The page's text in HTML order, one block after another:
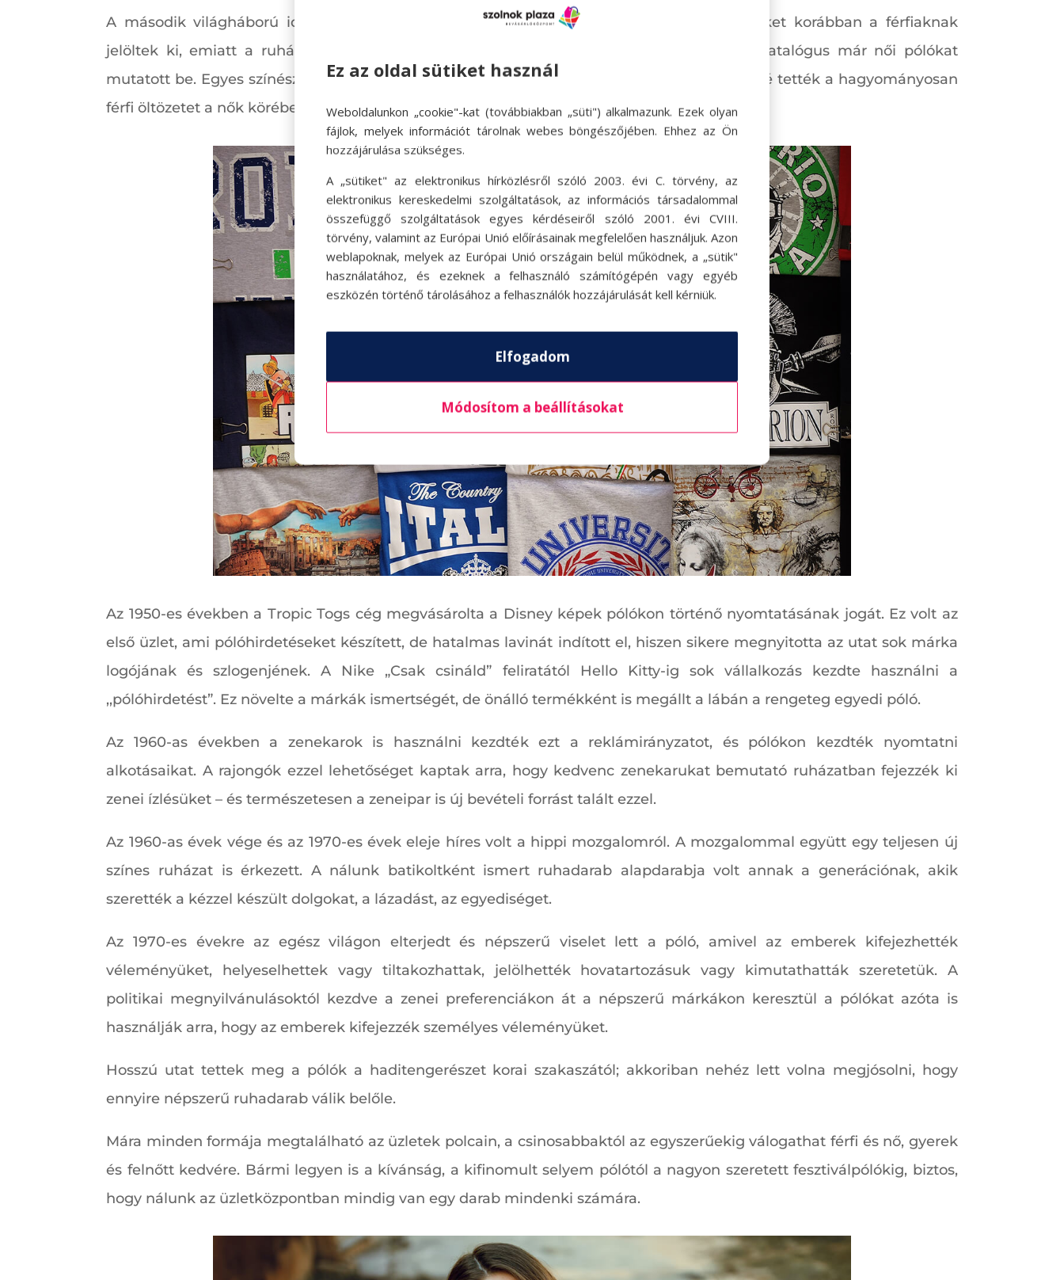
A második világháború idején a nők számos olyan szerepet is elkezdtek betölteni, amiket korábban a férfiaknak
jelöltek ki, emiatt a ruházat is elkezdte átlépni a férfi-női határokat. Az 1945-ös Sears katalógus már női pólókat
mutatott be. Egyes színésznők pedig, mint például Katherine Hepburn, szintén népszerűbbé tették a hagyományosan
férfi öltözetet a nők körében is.
Az 1950-es években a Tropic Togs cég megvásárolta a Disney képek pólókon történő nyomtatásának jogát. Ez volt az
első üzlet, ami pólóhirdetéseket készített, de hatalmas lavinát indított el, hiszen sikere megnyitotta az utat sok márka
logójának és szlogenjének. A Nike „Csak csináld” feliratától Hello Kitty-ig sok vállalkozás kezdte használni a
,,pólóhirdetést”. Ez növelte a márkák ismertségét, de önálló termékként is megállt a lábán a rengeteg egyedi póló.
Az 1960-as években a zenekarok is használni kezdték ezt a reklámirányzatot, és pólókon kezdték nyomtatni
alkotásaikat. A rajongók ezzel lehetőséget kaptak arra, hogy kedvenc zenekarukat bemutató ruházatban fejezzék ki
zenei ízlésüket – és természetesen a zeneipar is új bevételi forrást talált ezzel.
Az 1960-as évek vége és az 1970-es évek eleje híres volt a hippi mozgalomról. A mozgalommal együtt egy teljesen új
színes ruházat is érkezett. A nálunk batikoltként ismert ruhadarab alapdarabja volt annak a generációnak, akik
szerették a kézzel készült dolgokat, a lázadást, az egyediséget.
Az 1970-es évekre az egész világon elterjedt és népszerű viselet lett a póló, amivel az emberek kifejezhették
véleményüket, helyeselhettek vagy tiltakozhattak, jelölhették hovatartozásuk vagy kimutathatták szeretetük. A
politikai megnyilvánulásoktól kezdve a zenei preferenciákon át a népszerű márkákon keresztül a pólókat azóta is
használják arra, hogy az emberek kifejezzék személyes véleményüket.
Hosszú utat tettek meg a pólók a haditengerészet korai szakaszától; akkoriban nehéz lett volna megjósolni, hogy
ennyire népszerű ruhadarab válik belőle.
Mára minden formája megtalálható az üzletek polcain, a csinosabbaktól az egyszerűekig válogathat férfi és nő, gyerek
és felnőtt kedvére. Bármi legyen is a kívánság, a kifinomult selyem pólótól a nagyon szeretett fesztiválpólókig, biztos,
hogy nálunk az üzletközpontban mindig van egy darab mindenki számára.
Ez az oldal sütiket használ
Weboldalunkon „cookie"-kat (továbbiakban „süti") alkalmazunk. Ezek olyan
fájlok, melyek információt tárolnak webes böngészőjében. Ehhez az Ön
hozzájárulása szükséges.
A „sütiket" az elektronikus hírközlésről szóló 2003. évi C. törvény, az
elektronikus kereskedelmi szolgáltatások, az információs társadalommal
összefüggő szolgáltatások egyes kérdéseiről szóló 2001. évi CVIII.
törvény, valamint az Európai Unió előírásainak megfelelően használjuk. Azon
weblapoknak, melyek az Európai Unió országain belül működnek, a „sütik"
használatához, és ezeknek a felhasználó számítógépén vagy egyéb
eszközén történő tárolásához a felhasználók hozzájárulását kell kérniük.
Elfogadom
Módosítom a beállításokat